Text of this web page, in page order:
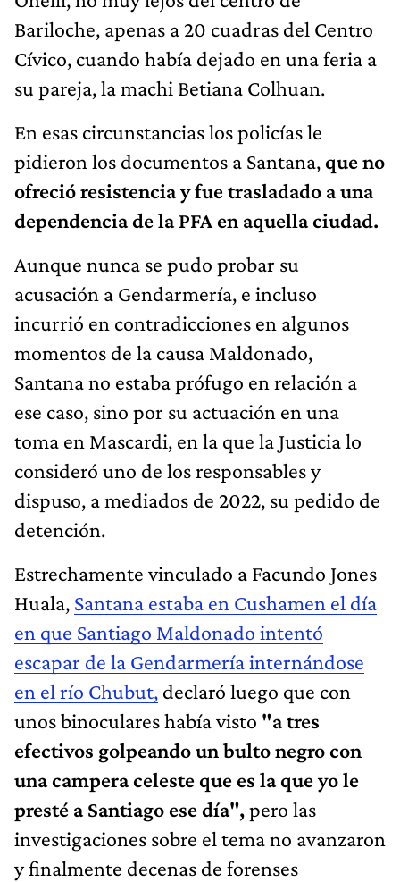
Bariloche, apenas a 20 cuadras del Centro
Cívico, cuando había dejado en una feria a
su pareja, la machi Betiana Colhuan.
En esas circunstancias los policías le
pidieron los documentos a Santana, que no
ofreció resistencia y fue trasladado a una
dependencia de la PFA en aquella ciudad.
Aunque nunca se pudo probar su
acusación a Gendarmería, e incluso
incurrió en contradicciones en algunos
momentos de la causa Maldonado,
Santana no estaba prófugo en relación a
ese caso, sino por su actuación en una
toma en Mascardi, en la que la Justicia lo
consideró uno de los responsables y
dispuso, a mediados de 2022, su pedido de
detención.
Estrechamente vinculado a Facundo Jones
Huala, Santana estaba en Cushamen el día
en que Santiago Maldonado intentó
escapar de la Gendarmería internándose
en el río Chubut, declaró luego que con
unos binoculares había visto "a tres
efectivos golpeando un bulto negro con
una campera celeste que es la que yo le
presté a Santiago ese día",pero las
investigaciones sobre el tema no avanzaron
y finalmente decenas de forenses